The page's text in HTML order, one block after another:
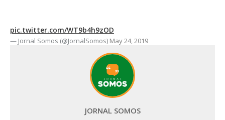
pic.twitter.com/WT9b4h9zOD
— Jornal Somos (@JornalSomos) May 24, 2019
JORNAL SOMOS